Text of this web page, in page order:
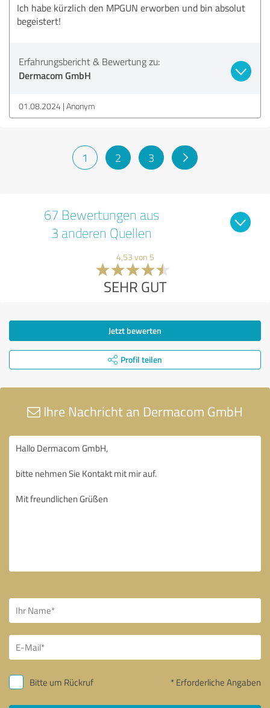
Ich habe kürzlich den MPGUN erworben und bin absolut
begeistert!
Erfahrungsbericht & Bewertung zu:
Dermacom GmbH
01.08.2024 Anonym
1 2 3
67 Bewertungen aus
3 anderen Quellen
4,53 von 5
SEHR GUT
Jetzt bewerten
Profil teilen
Ihre Nachricht an Dermacom GmbH
Bitte um Rückruf * Erforderliche Angaben